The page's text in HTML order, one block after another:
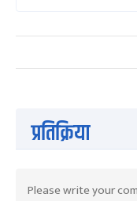
प्रतिक्रिया